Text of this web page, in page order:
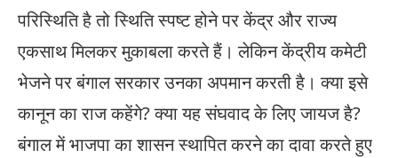
परिस्थिति है तो स्थिति स्पष्ट होने पर केंद्र और राज्य
एकसाथ मिलकर मुकाबला करते हैं। लेकिन केंद्रीय कमेटी
भेजने पर बंगाल सरकार उनका अपमान करती है। क्या इसे
कानून का राज कहेंगे? क्या यह संघवाद के लिए जायज है?
बंगाल में भाजपा का शासन स्थापित करने का दावा करते हुए